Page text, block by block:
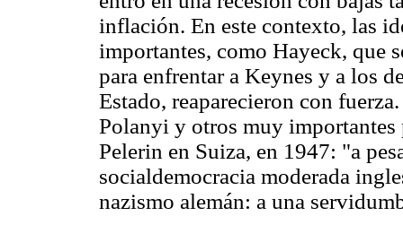
inflación. En este contexto, las
importantes, como Hayeck, que
para enfrentar a Keynes y a los
Estado, reaparecieron con
Polanyi y otros muy importantes
Pelerin en Suiza, en 1947: "a
socialdemocracia moderada
nazismo alemán: a una